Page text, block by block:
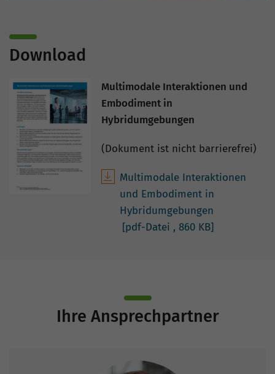
Download
Multimodale Interaktionen und
Embodiment in
Hybridumgebungen
(Dokument ist nicht barrierefrei)
Multimodale Interaktionen
und Embodiment in
Hybridumgebungen
[pdf-Datei , 860 KB]
Ihre Ansprechpartner